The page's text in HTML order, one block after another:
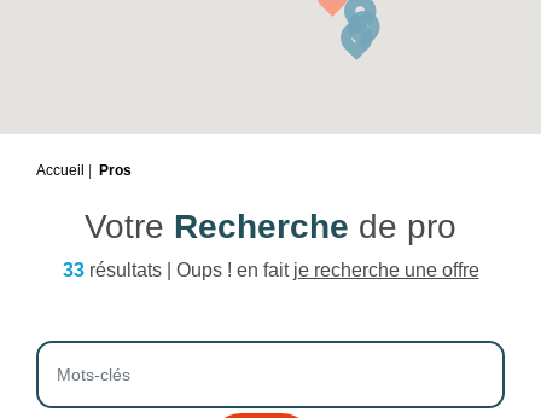
Accueil Pros
Votre Recherche de pro
33résultats | Oups ! en fait je recherche une offre